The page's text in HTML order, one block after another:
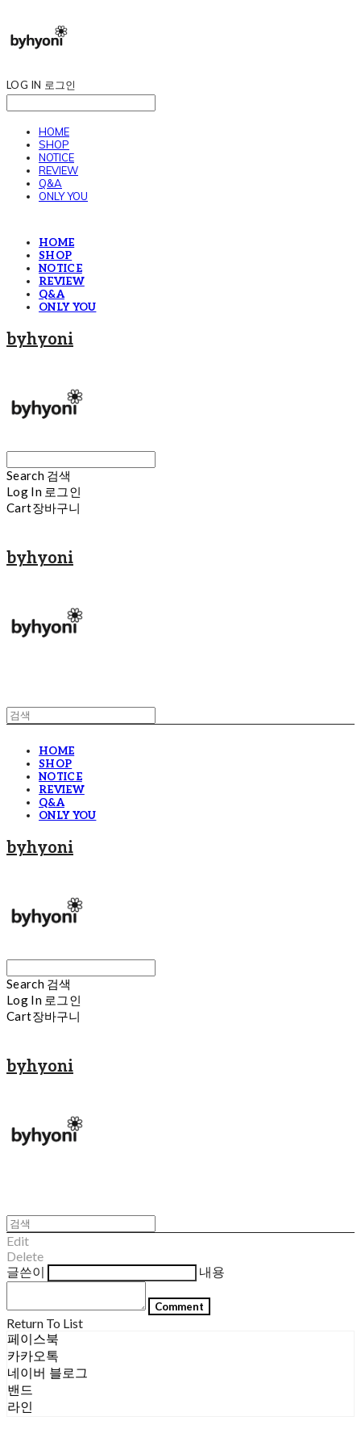
LOG IN 로그인
HOME
SHOP
NOTICE
REVIEW
Q&A
ONLY YOU
HOME
SHOP
NOTICE
REVIEW
Q&A
ONLY YOU
byhyoni
Search 검색
Log In 로그인
Cart장바구니
byhyoni
HOME
SHOP
NOTICE
REVIEW
Q&A
ONLY YOU
byhyoni
Search 검색
Log In 로그인
Cart장바구니
byhyoni
Edit
Delete
글쓴이
내용
Comment
Return To List
페이스북
카카오톡
네이버 블로그
밴드
라인